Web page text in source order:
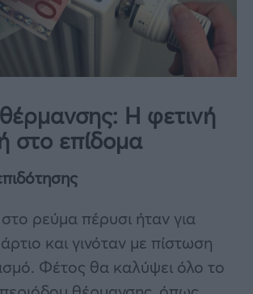
Η φετινή
στο επίδομα
ρεύμα πέρυσι ήταν για
και γινόταν με πίστωση
Φέτος θα καλύψει όλο το